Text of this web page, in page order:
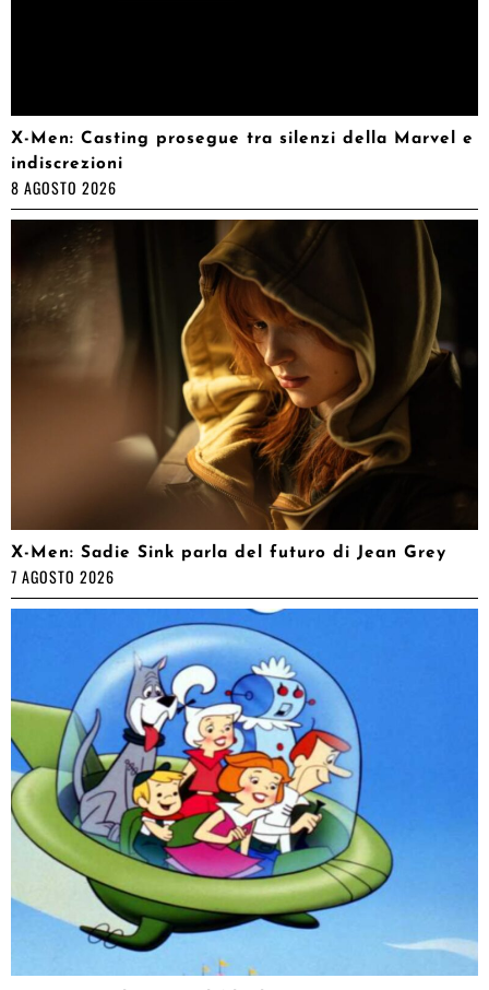
X-Men: Casting prosegue tra silenzi della Marvel e
indiscrezioni
8 AGOSTO 2026
X-Men: Sadie Sink parla del futuro di Jean Grey
7 AGOSTO 2026